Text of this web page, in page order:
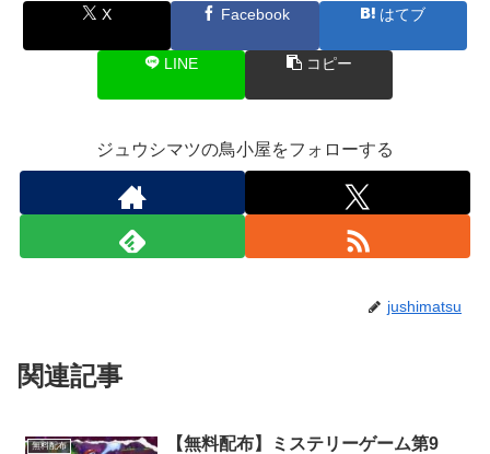
X Facebook はてブ
LINE コピー
ジュウシマツの鳥小屋をフォローする
jushimatsu
関連記事
無料配布
【無料配布】ミステリーゲーム第9